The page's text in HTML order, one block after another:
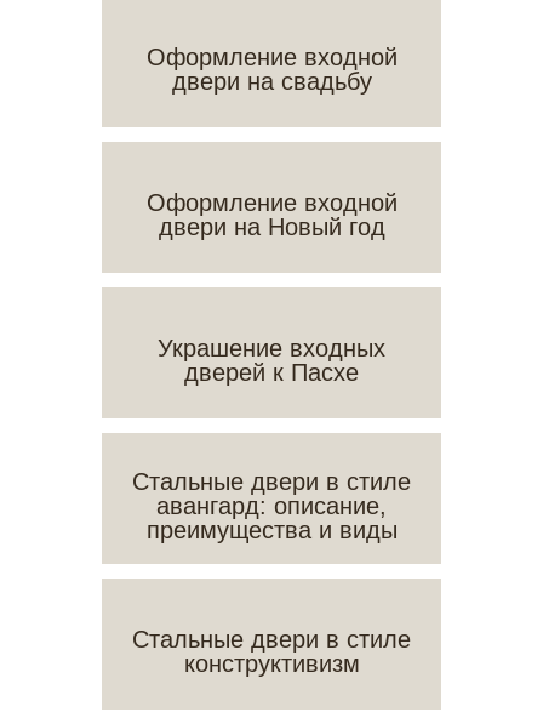
Оформление входной
двери на свадьбу
Оформление входной
двери на Новый год
Украшение входных
дверей к Пасхе
Стальные двери в стиле
авангард: описание,
преимущества и виды
Стальные двери в стиле
конструктивизм